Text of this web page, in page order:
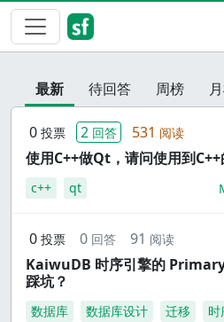
最新 待回答 周榜
0 投票 2 回答 531 阅读
使用C++做Qt，请问使用到
c++ qt
0 投票 0 回答 91 阅读
KaiwuDB 时序引擎的
踩坑？
数据库 数据库设计 迁移 时